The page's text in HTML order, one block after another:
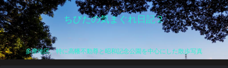
ちびたの気まぐれ日記２
多摩地区、特に高幡不動尊と昭和記念公園を中心にした散歩写真